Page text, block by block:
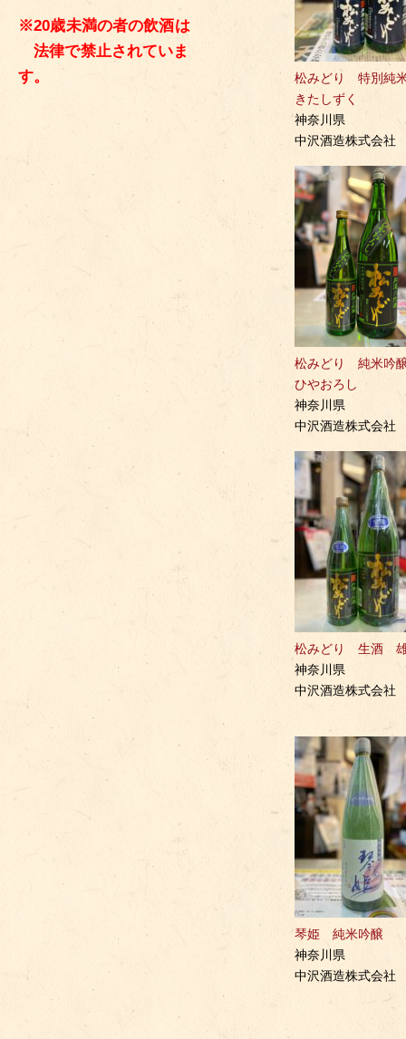
松みどり 特別
きたしずく
神奈川県
中沢酒造株式会社
松みどり 純米
ひやおろし
神奈川県
中沢酒造株式会社
松みどり 生酒
神奈川県
中沢酒造株式会社
琴姫 純米吟醸
神奈川県
中沢酒造株式会社
※20歳未満の者の飲酒は
法律で禁止されていま
す。